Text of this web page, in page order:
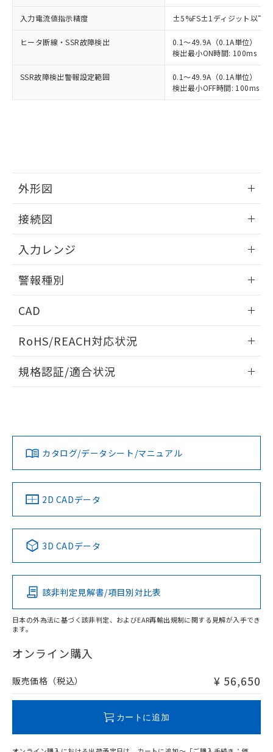
入力電流値指示精度 ±5%FS±1ディジット以下
ヒータ断線・SSR故障検出
0.1～49.9A（0.1A単位）
検出最小ON時間: 100ms（
SSR故障検出警報設定範囲
0.1～49.9A（0.1A単位）
検出最小OFF時間: 100ms（
外形図
接続図
入力レンジ
警報種別
CAD
ドすることができます。
ログイン/会員登録
ダウンロードデータをご利用いただく前に、以下を必ずお読
みください。
ソフトウェアの使用条件
RoHS/REACH対応状況
EU RoHS 注意事項・凡例
対応済み
中国 RoHS 注意事項・凡例
Pb Hg Cd Cr(VI)
O
在庫等で未対応品が混在する可能性があります。
問い合わせください。
規格認証/適合状況
LR型式承認
（イギリス
船舶規格）
DNV型式承認
（ノルウェー
BV型式承認
（フランス
KR型式
（韓国
No No No No
この製品の規格認証/適合状況ページへ
その他の認証はこちらのページからご検索ください
カタログ/データシート/マニュアル
2D CADデータ
3D CADデータ
該非判定見解書/項目別対比表
日本の外為法に基づく該非判定、およびEAR再輸出規制に関する見解が入手でき
ます。
オンライン購入
販売価格（税込） ¥ 56,650
カートに追加